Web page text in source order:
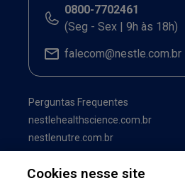
0800-7702461
(Seg - Sex | 9h às 18h)
falecom@nestle.com.br
Perguntas Frequentes
nestlehealthscience.com.br
nestlenutre.com.br
Cookies nesse site